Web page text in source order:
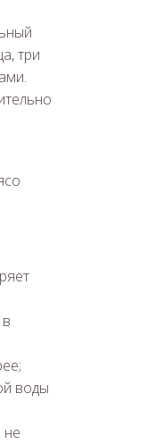
три
воды
не